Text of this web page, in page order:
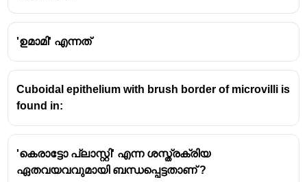
പ്രകാശ ഗ്രാഹികൾ കാണപ്പെടുന്ന
കണ്ണിൽ പ്രതിബിംബം രൂപപ്പെടുന്ന
ആന്തരപാളിയിലെ ഭാഗം - റെറ്റിന (ദൃഷ്ടിപടലം)
പ്രത്യേകത - യഥാർത്ഥവും തലകീഴായതും
റെറ്റിനയിൽ പ്രകാശഗ്രാഹി കോശങ്ങൾ
കൂടുതലായി കാണപ്പെടുന്ന ഭാഗം - പീതബിന്ദു
ഭാഗം - പീതബിന്ദു
കാഴ്ചയില്ലാത്ത കണ്ണിലെ ഭാഗം -
'ഉമാമി' എന്നത്
Cuboidal epithelium with brush border of microvilli is
found in:
'കെരാട്ടോ പ്ലാസ്റ്റി' എന്ന ശസ്ത്രക്രിയ
ഏതവയവവുമായി ബന്ധപ്പെട്ടതാണ് ?